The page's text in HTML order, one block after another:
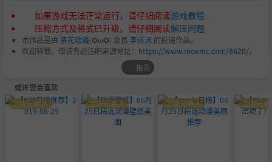
如果游戏无法正常运行，请仔细阅读游戏教程
压缩方式及格式已升级，请仔细阅读解压问题
本作品是由 茶花动漫(✪ω✪) 会员 李诗沫 的投递作品。
欢迎转载，但请务必注明来源地址： https://www.moemc.com/8620/。
报告
或许您会喜欢
二次元新人 二次元新人 二次元新人 二次元